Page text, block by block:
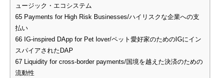
ュージック・エコシステム
65 Payments for High Risk Businesses/ハイリスクな企業への支
払い
66 IG-inspired DApp for Pet lover/ペット愛好家のためのIGにイン
スパイアされたDAP
67 Liquidity for cross-border payments/国境を越えた決済のための
流動性